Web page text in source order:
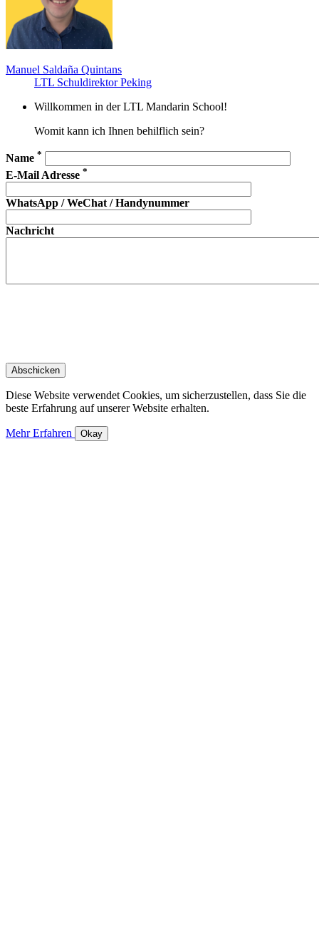
Manuel Saldaña Quintans
LTL Schuldirektor Peking
Willkommen in der LTL Mandarin School!
Womit kann ich Ihnen behilflich sein?
Name *
E-Mail Adresse *
WhatsApp / WeChat / Handynummer
Nachricht
Diese Website verwendet Cookies, um sicherzustellen, dass Sie die
beste Erfahrung auf unserer Website erhalten.
Mehr Erfahren Okay